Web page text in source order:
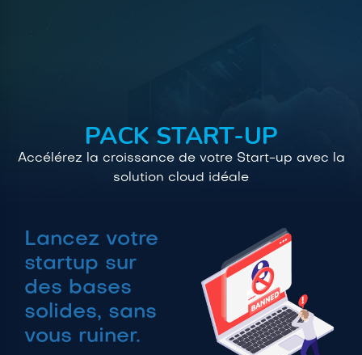
PACK START-UP
Accélérez la croissance de votre Start-up avec la
solution cloud idéale
Lancez votre
startup sur
des bases
solides, sans
vous ruiner.